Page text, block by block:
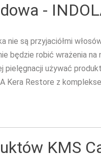
-
nie są przyjaciółmi
będzie robić wrażenia na
pielęgnacji używać
Kera Restore z
KMS